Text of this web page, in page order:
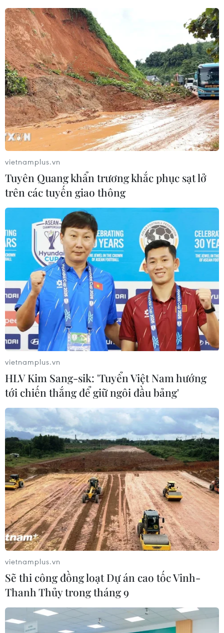
#Thành phố Vũ Hán #Trường Giang
#COVID-19
#Tàu du lịch
Trung Quốc
Theo dõi VietnamPlus
TIN LIÊN QUAN
Thành phố Vũ Hán vắng vẻ về đêm
dù đã khống chế được dịch
27/03/2020 08:37
Dù đã kiềm chế được phần nào sự lây lan của dịch
COVID-19, thành phố Vũ Hán (Trung Quốc) vẫn vắng vẻ
do những tâm lý lo ngại đã diễn ra trong một thời gian
dài.
vietnamplus.vn
Tuyên Quang khẩn trương khắc phục sạt lở
trên các tuyến giao thông
vietnamplus.vn
HLV Kim Sang-sik: 'Tuyển Việt Nam hướng
tới chiến thắng để giữ ngôi đầu bảng'
vietnamplus.vn
Sẽ thi công đồng loạt Dự án cao tốc Vinh-
Thanh Thủy trong tháng 9